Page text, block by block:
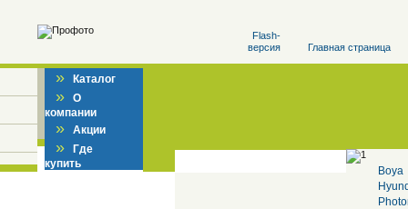
Flash-
версия
Главная страница
» Каталог
» О
компании
» Акции
» Где
купить
Boya